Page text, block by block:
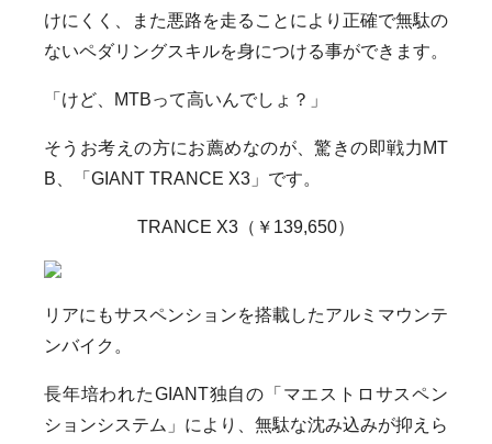
けにくく、また悪路を走ることにより正確で無駄の
ないペダリングスキルを身につける事ができます。
「けど、MTBって高いんでしょ？」
そうお考えの方にお薦めなのが、驚きの即戦力MT
B、「GIANT TRANCE X3」です。
TRANCE X3（￥139,650）
リアにもサスペンションを搭載したアルミマウンテ
ンバイク。
長年培われたGIANT独自の「マエストロサスペン
ションシステム」により、無駄な沈み込みが抑えら